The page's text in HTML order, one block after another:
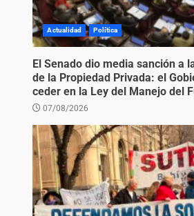
Actualidad Política
El Senado dio media sanción a
de la Propiedad Privada: el
ceder en la Ley del Manejo del
07/08/2026